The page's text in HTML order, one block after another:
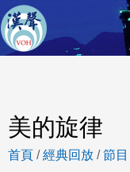
美的旋律
首頁 /經典回放 /節目